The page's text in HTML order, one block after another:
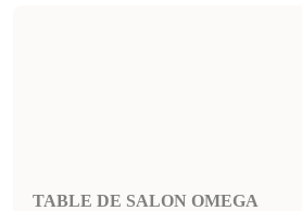
TABLE DE SALON OMEGA